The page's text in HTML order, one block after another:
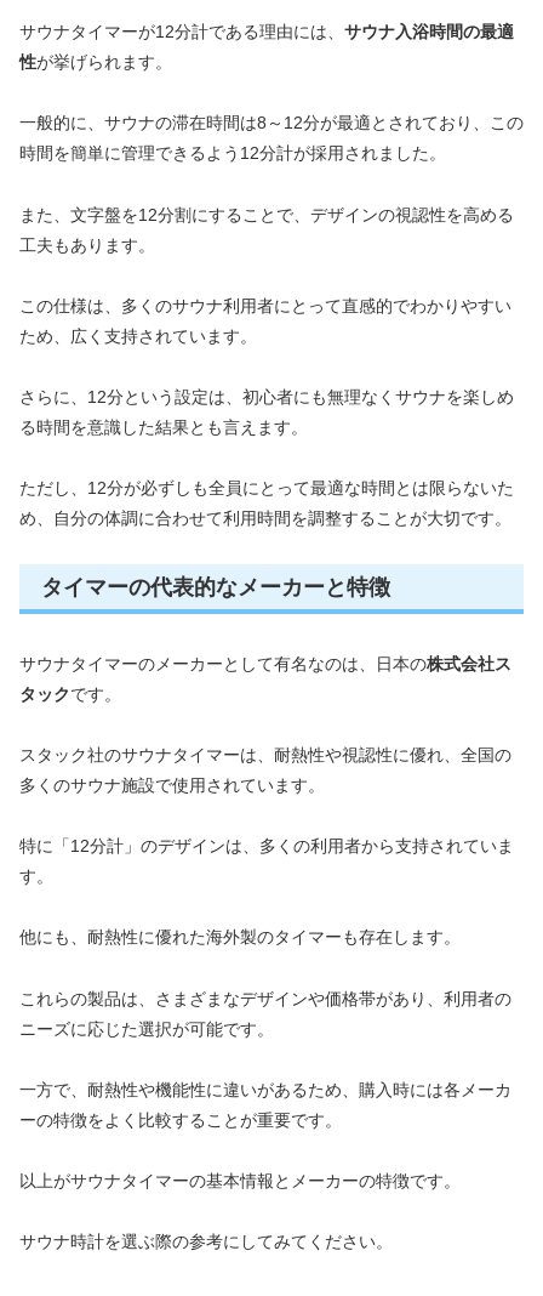
サウナタイマーが12分計である理由には、 サウナ入浴時間の最適
性が挙げられます。
一般的に、サウナの滞在時間は8～12分が最適とされており、この
時間を簡単に管理できるよう12分計が採用されました。
また、文字盤を12分割にすることで、デザインの視認性を高める
工夫もあります。
この仕様は、多くのサウナ利用者にとって直感的でわかりやすい
ため、広く支持されています。
さらに、12分という設定は、初心者にも無理なくサウナを楽しめ
る時間を意識した結果とも言えます。
ただし、12分が必ずしも全員にとって最適な時間とは限らないた
め、自分の体調に合わせて利用時間を調整することが大切です。
タイマーの代表的なメーカーと特徴
サウナタイマーのメーカーとして有名なのは、日本の株式会社ス
タックです。
スタック社のサウナタイマーは、耐熱性や視認性に優れ、全国の
多くのサウナ施設で使用されています。
特に「12分計」のデザインは、多くの利用者から支持されていま
す。
他にも、耐熱性に優れた海外製のタイマーも存在します。
これらの製品は、さまざまなデザインや価格帯があり、利用者の
ニーズに応じた選択が可能です。
一方で、耐熱性や機能性に違いがあるため、購入時には各メーカ
ーの特徴をよく比較することが重要です。
以上がサウナタイマーの基本情報とメーカーの特徴です。
サウナ時計を選ぶ際の参考にしてみてください。